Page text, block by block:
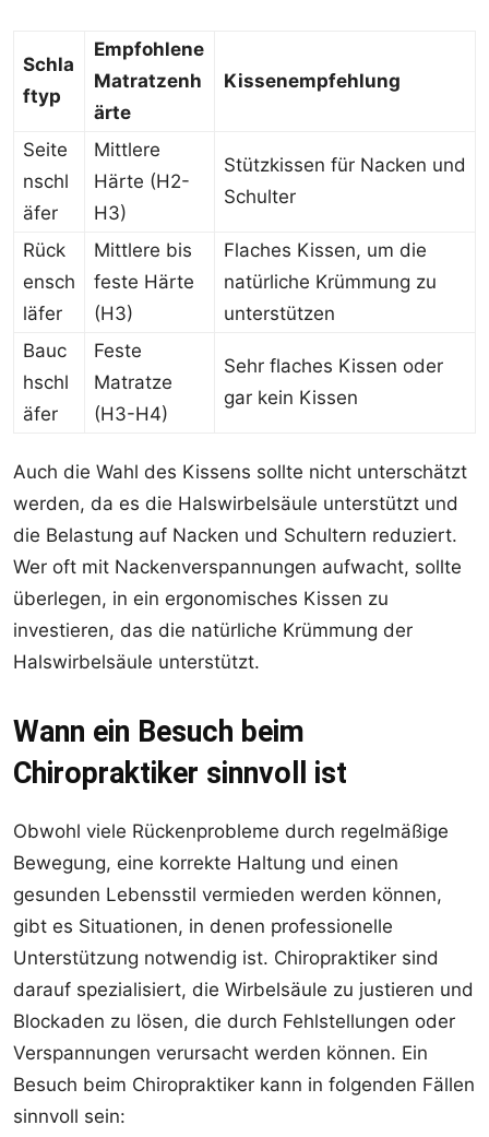
Schla
ftyp
Empfohlene
Matratzenh
ärte
Kissenempfehlung
Seite
nschl
äfer
Mittlere
Härte (H2-
H3)
Stützkissen für Nacken und
Schulter
Rück
ensch
läfer
Mittlere bis
feste Härte
(H3)
Flaches Kissen, um die
natürliche Krümmung zu
unterstützen
Bauc
hschl
äfer
Feste
Matratze
(H3-H4)
Sehr flaches Kissen oder
gar kein Kissen
Auch die Wahl des Kissens sollte nicht unterschätzt
werden, da es die Halswirbelsäule unterstützt und
die Belastung auf Nacken und Schultern reduziert.
Wer oft mit Nackenverspannungen aufwacht, sollte
überlegen, in ein ergonomisches Kissen zu
investieren, das die natürliche Krümmung der
Halswirbelsäule unterstützt.
Wann ein Besuch beim
Chiropraktiker sinnvoll ist
Obwohl viele Rückenprobleme durch regelmäßige
Bewegung, eine korrekte Haltung und einen
gesunden Lebensstil vermieden werden können,
gibt es Situationen, in denen professionelle
Unterstützung notwendig ist. Chiropraktiker sind
darauf spezialisiert, die Wirbelsäule zu justieren und
Blockaden zu lösen, die durch Fehlstellungen oder
Verspannungen verursacht werden können. Ein
Besuch beim Chiropraktiker kann in folgenden Fällen
sinnvoll sein: